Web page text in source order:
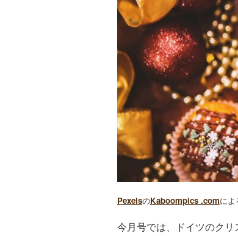
PexelsのKaboompics .comに
今月号では、ドイツのクリ